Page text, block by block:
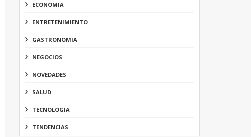
ECONOMIA
ENTRETENIMIENTO
GASTRONOMIA
NEGOCIOS
NOVEDADES
SALUD
TECNOLOGIA
TENDENCIAS